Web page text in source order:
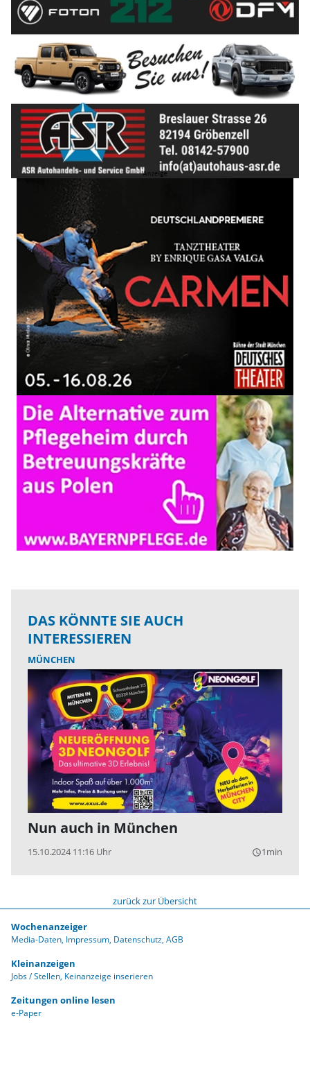
DAS KÖNNTE SIE AUCH
INTERESSIEREN
MÜNCHEN
Nun auch in München
15.10.2024 11:16 Uhr query_builder1min
zurück zur Übersicht
Wochenanzeiger
Media-Daten Impressum Datenschutz AGB
Kleinanzeigen
Jobs / Stellen Keinanzeige inserieren
Zeitungen online lesen
e-Paper